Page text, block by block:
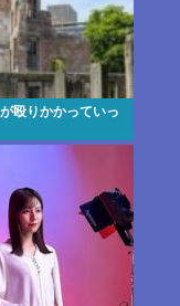
殴りかかっていっ